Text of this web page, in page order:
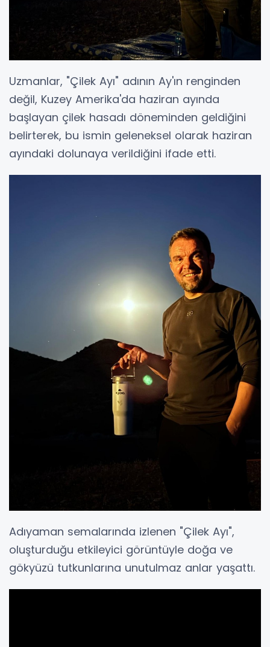
Uzmanlar, "Çilek Ayı" adının Ay'ın renginden
değil, Kuzey Amerika'da haziran ayında
başlayan çilek hasadı döneminden geldiğini
belirterek, bu ismin geleneksel olarak haziran
ayındaki dolunaya verildiğini ifade etti.
Adıyaman semalarında izlenen "Çilek Ayı",
oluşturduğu etkileyici görüntüyle doğa ve
gökyüzü tutkunlarına unutulmaz anlar yaşattı.